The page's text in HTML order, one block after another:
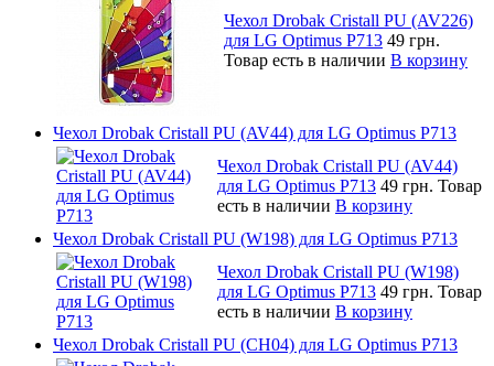
Чехол Drobak Cristall PU (AV226)
для LG Optimus P713 49 грн.
Товар есть в наличии В корзину
Чехол Drobak Cristall PU (AV44) для LG Optimus P713
Чехол Drobak Cristall PU (AV44)
для LG Optimus P713 49 грн. Товар
есть в наличии В корзину
Чехол Drobak Cristall PU (W198) для LG Optimus P713
Чехол Drobak Cristall PU (W198)
для LG Optimus P713 49 грн. Товар
есть в наличии В корзину
Чехол Drobak Cristall PU (CH04) для LG Optimus P713